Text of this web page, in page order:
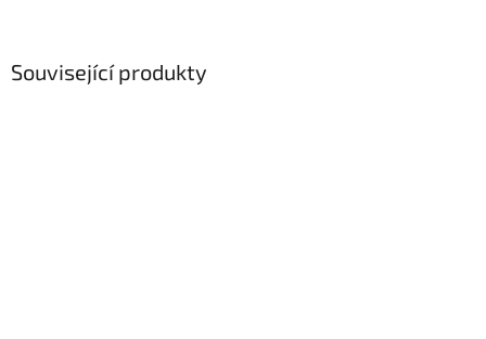
Související produkty